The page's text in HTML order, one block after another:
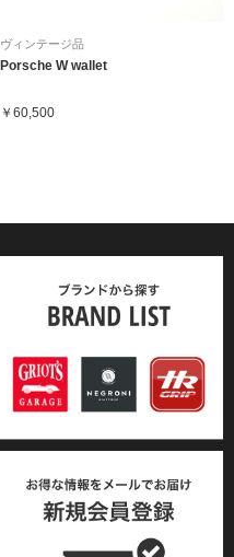
ヴィンテージ品
Porsche W wallet
￥60,500